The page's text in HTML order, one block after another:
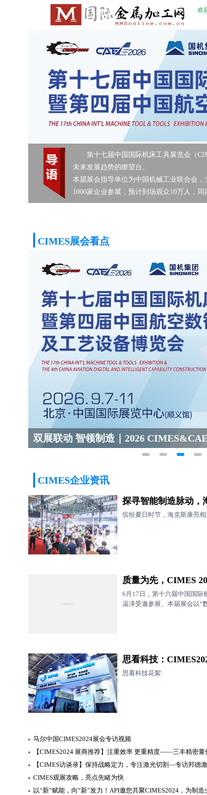
欢
第十七届中国国际机床工具展览会（
未来发展趋势的瞭望台。
本届展会指导单位为中国机械工业联合会
1000家企业参展，预计到场观众10万人，同
CIMES展会看点
双展联动 智领制造｜2026
CIMES企业资讯
探寻智能制造脉动，
缤纷夏日时节，海克斯康亮
质量为先，CIMES
6月17日，第十六届中国国际
温泽受邀参展。本届展会以“
思看科技：
思看科技花絮
马尔中国CIMES2024展会专访视频
【CIMES2024 展商推荐】注重效率 更重精度——三丰精密量
【CIMES访谈录】保持战略定力，专注激光切割—专访邦德
CIMES观展攻略，亮点先睹为快
以“新”赋能，向“新”发力！API邀您共聚CIMES2024，为制造